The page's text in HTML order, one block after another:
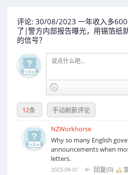
评论: 30/08/2023 一年收入多
了|警方内部报告曝光，用锡箔纸
的信号？
12条 手动刷新评论
NZWorkhorse
Why so many English
announcements when
letters.
2023-09-01 回复(0)